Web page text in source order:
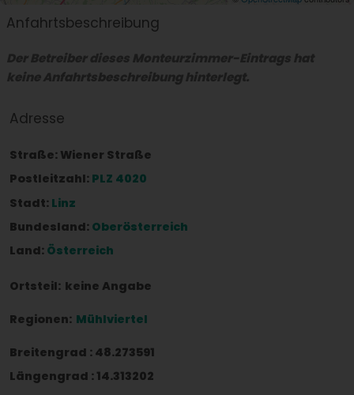
Anfahrtsbeschreibung
Der Betreiber dieses Monteurzimmer-Eintrags hat
keine Anfahrtsbeschreibung hinterlegt.
Adresse
Straße: Wiener Straße
Postleitzahl: PLZ 4020
Stadt: Linz
Bundesland: Oberösterreich
Land: Österreich
Ortsteil: keine Angabe
Regionen: Mühlviertel
Breitengrad : 48.273591
Längengrad : 14.313202